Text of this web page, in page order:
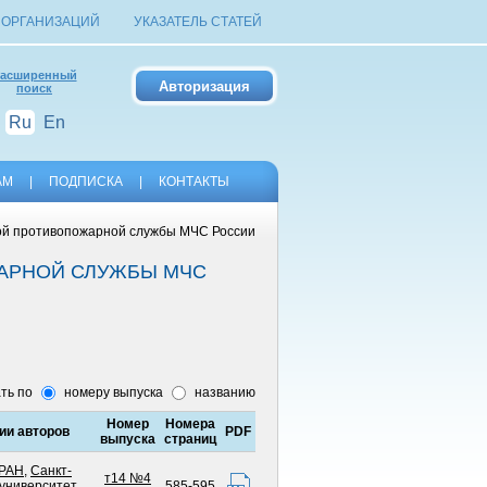
УКАЗАТЕЛЬ СТАТЕЙ
поиск
Ru En
ПОДПИСКА КОНТАКТЫ
противопожарной службы МЧС России
СЛУЖБЫ МЧС
по
номеру выпуска названию
авторов
Номер
выпуска
Номера
страниц
PDF
, Санкт-
т14 №4